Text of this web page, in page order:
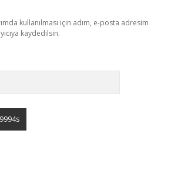
kullanılması için adım, e-posta adresim
kaydedilsin.